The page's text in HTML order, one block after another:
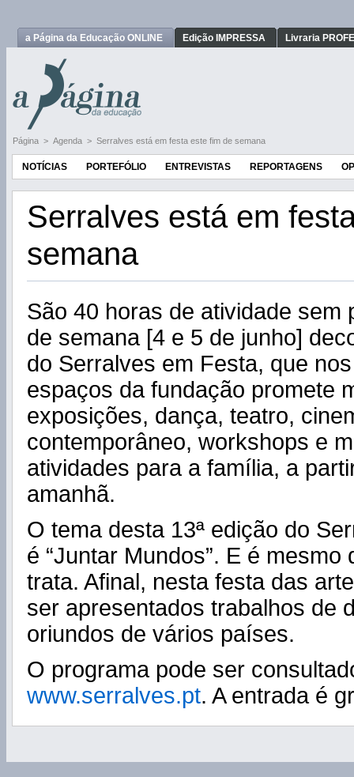
a Página da Educação ONLINE Edição IMPRESSA Livraria
Página > Agenda > Serralves está em festa este fim de semana
NOTÍCIAS PORTEFÓLIO ENTREVISTAS REPORTAGENS
Serralves está em
semana
São 40 horas de atividade sem
de semana [4 e 5 de junho]
do Serralves em Festa, que
espaços da fundação promete
exposições, dança, teatro,
contemporâneo, workshops e
atividades para a família, a
amanhã.
O tema desta 13ª edição do
é “Juntar Mundos”. E é mesmo
trata. Afinal, nesta festa das
ser apresentados trabalhos de
oriundos de vários países.
O programa pode ser
www.serralves.pt. A entrada é